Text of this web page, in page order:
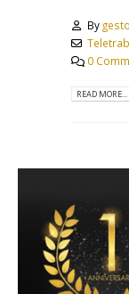
By
0
READ MORE...